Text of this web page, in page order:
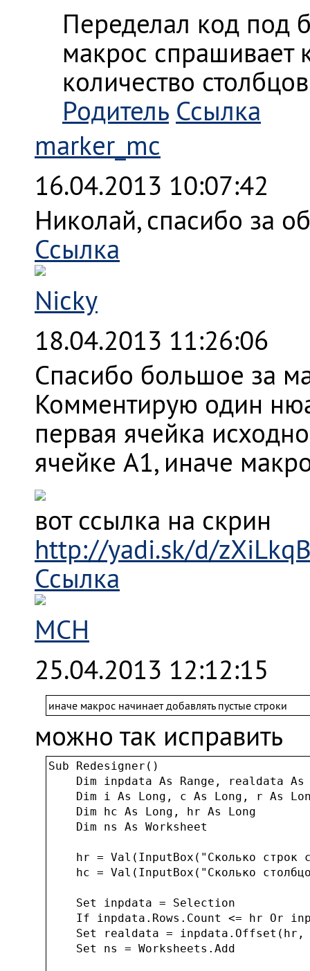
Переделал код под
макрос спрашивает
количество
Родитель Ссылка
marker_mc
16.04.2013 10:07:42
Николай, спасибо за
Ссылка
Nicky
18.04.2013 11:26:06
Спасибо большое за
Комментирую один
первая ячейка
ячейке A1, иначе
вот ссылка на скрин
http://yadi.sk/d/
Ссылка
MCH
25.04.2013 12:12:15
иначе макрос начинает добавлять пустые строки
можно так исправить
Sub Redesigner()
Dim inpdata As Range, realdata As
Dim i As Long, c As Long, r As
Dim hc As Long, hr As Long
Dim ns As Worksheet
hr = Val(InputBox("Сколько строк с
hc = Val(InputBox("Сколько
Set inpdata = Selection
If inpdata.Rows.Count <= hr Or
Set realdata = inpdata.Offset(hr,
Set ns = Worksheets.Add